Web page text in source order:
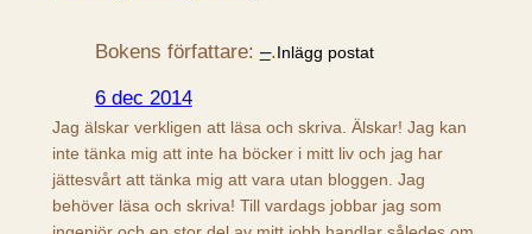
Bokens författare: –.Inlägg postat
6 dec 2014
Jag älskar verkligen att läsa och skriva. Älskar! Jag kan
inte tänka mig att inte ha böcker i mitt liv och jag har
jättesvårt att tänka mig att vara utan bloggen. Jag
behöver läsa och skriva! Till vardags jobbar jag som